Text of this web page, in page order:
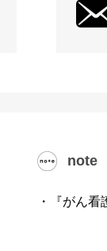
note
・『がん看